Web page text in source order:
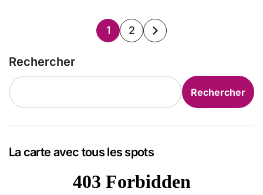
Pagination
1 2
Rechercher
Rechercher
La carte avec tous les spots